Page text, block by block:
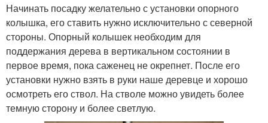
Начинать посадку желательно с установки опорного
колышка, его ставить нужно исключительно с северной
стороны. Опорный колышек необходим для
поддержания дерева в вертикальном состоянии в
первое время, пока саженец не окрепнет. После его
установки нужно взять в руки наше деревце и хорошо
осмотреть его ствол. На стволе можно увидеть более
темную сторону и более светлую.